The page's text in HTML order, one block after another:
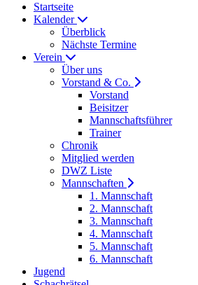
Startseite
Kalender
Überblick
Nächste Termine
Verein
Über uns
Vorstand & Co.
Vorstand
Beisitzer
Mannschaftsführer
Trainer
Chronik
Mitglied werden
DWZ Liste
Mannschaften
1. Mannschaft
2. Mannschaft
3. Mannschaft
4. Mannschaft
5. Mannschaft
6. Mannschaft
Jugend